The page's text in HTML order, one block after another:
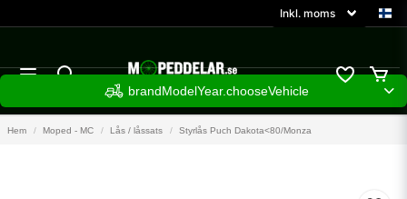
brandModelYear.chooseVehicle
Hem Moped - MC Lås / låssats Styrlås Puch Dakota<80/Monza